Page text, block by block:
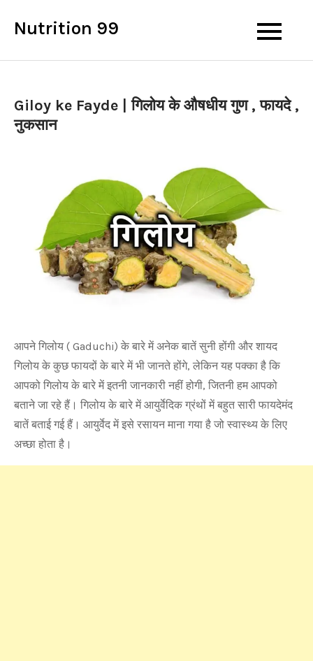
Nutrition 99
Giloy ke Fayde | गिलोय के औषधीय गुण , फायदे ,
नुकसान
आपने गिलोय ( Gaduchi) के बारे में अनेक बातें सुनी होंगी और शायद
गिलोय के कुछ फायदों के बारे में भी जानते होंगे, लेकिन यह पक्का है कि
आपको गिलोय के बारे में इतनी जानकारी नहीं होगी, जितनी हम आपको
बताने जा रहे हैं। गिलोय के बारे में आयुर्वेदिक ग्रंथों में बहुत सारी फायदेमंद
बातें बताई गई हैं। आयुर्वेद में इसे रसायन माना गया है जो स्वास्थ्य के लिए
अच्छा होता है।